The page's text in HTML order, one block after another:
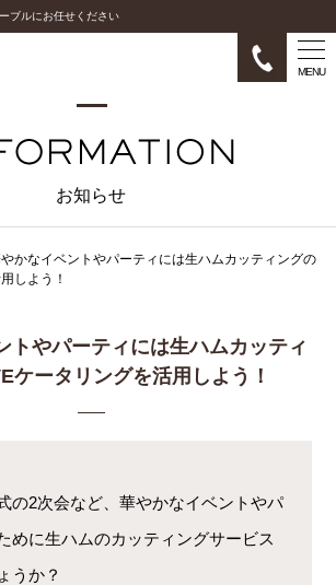
ブルにお任せください
MENU
お知らせ
かなイベントやパーティには生ハムカッティングの
しよう！
トやパーティには生ハムカッティ
ケータリングを活用しよう！
の2次会など、華やかなイベントやパ
めに生ハムのカッティングサービス
うか？